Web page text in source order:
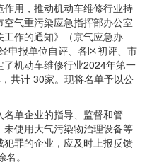
用，推动机动车维修行业持
气重污染应急指挥部办公室
作的通知》（京气应急办
申报单位自评、各区初评、市
机动车维修行业2024年第一
共计 30家。现将名单予以公
单企业的指导、监督和管
使用大气污染物治理设备等
罪的企业，应及时上报反馈
。